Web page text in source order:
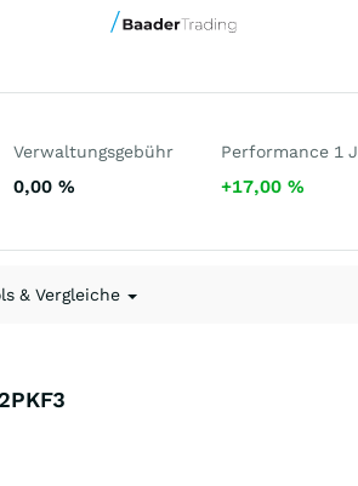
Verwaltungsgebühr
0,00 %
Performance 1 J
+17,00%
& Vergleiche